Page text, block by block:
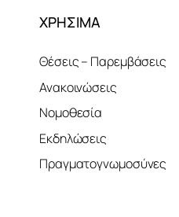
ΧΡΗΣΙΜΑ
Θέσεις – Παρεμβάσεις
Ανακοινώσεις
Νομοθεσία
Εκδηλώσεις
Πραγματογνωμοσύνες